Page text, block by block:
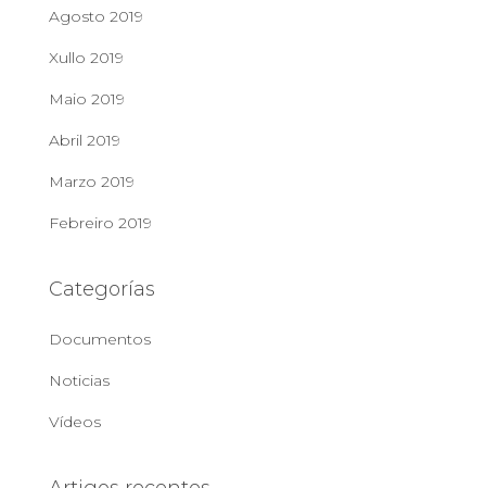
Agosto 2019
Xullo 2019
Maio 2019
Abril 2019
Marzo 2019
Febreiro 2019
Categorías
Documentos
Noticias
Vídeos